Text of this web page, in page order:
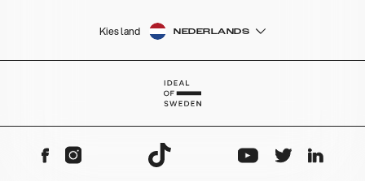
Kies land NEDERLANDS